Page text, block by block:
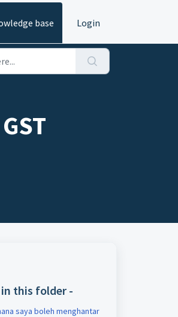
base Login
this folder -
saya boleh menghantar